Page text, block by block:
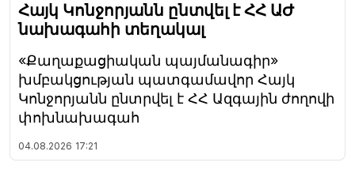
Հայկ Կոնջորյանն ընտվել է ՀՀ ԱԺ
նախագահի տեղակալ
«Քաղաքացիական պայմանագիր»
խմբակցության պատգամավոր Հայկ
Կոնջորյանն ընտրվել է ՀՀ Ազգային ժողովի
փոխնախագահ
04.08.2026 17:21